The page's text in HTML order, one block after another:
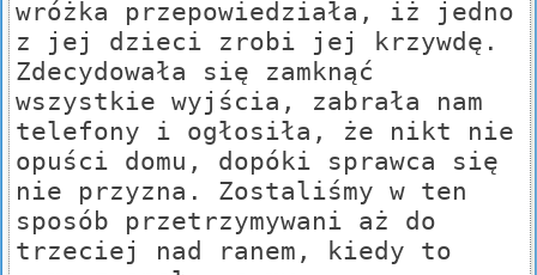
wróżka przepowiedziała, iż jedno
z jej dzieci zrobi jej krzywdę.
Zdecydowała się zamknąć
wszystkie wyjścia, zabrała nam
telefony i ogłosiła, że nikt nie
opuści domu, dopóki sprawca się
nie przyzna. Zostaliśmy w ten
sposób przetrzymywani aż do
trzeciej nad ranem, kiedy to